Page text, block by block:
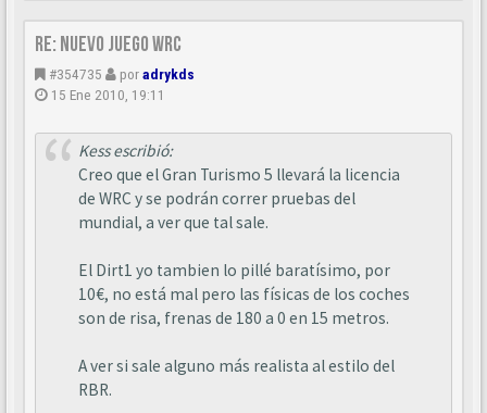
Re: Nuevo juego WRC
#354735 poradrykds
15 Ene 2010, 19:11
Kess escribió:
Creo que el Gran Turismo 5 llevará la licencia
de WRC y se podrán correr pruebas del
mundial, a ver que tal sale.
El Dirt1 yo tambien lo pillé baratísimo, por
10€, no está mal pero las físicas de los coches
son de risa, frenas de 180 a 0 en 15 metros.
A ver si sale alguno más realista al estilo del
RBR.